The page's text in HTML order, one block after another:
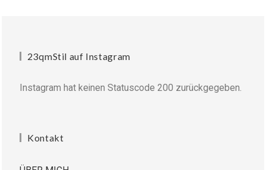
23qmStil auf Instagram
Instagram hat keinen Statuscode 200 zurückgegeben.
Kontakt